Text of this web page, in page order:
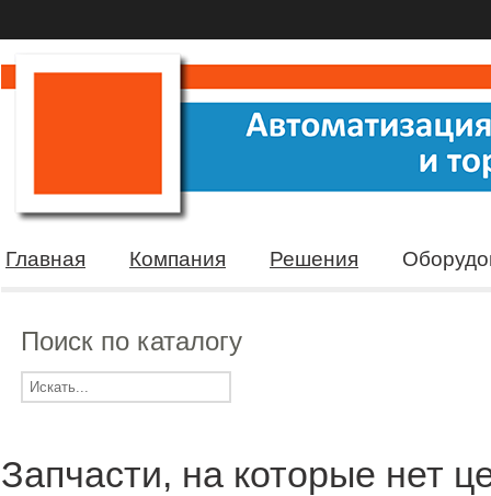
Главная Компания Решения
Поиск по каталогу
Запчасти, на которые нет